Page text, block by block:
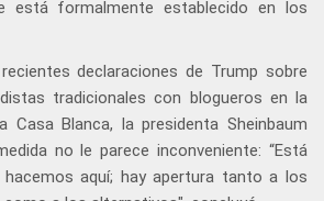
está formalmente establecido en los
declaraciones de Trump sobre
tradicionales con blogueros en la
Casa Blanca, la presidenta Sheinbaum
no le parece inconveniente: “Está
aquí; hay apertura tanto a los